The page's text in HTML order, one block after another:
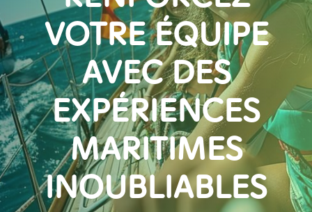
VOTRE ÉQUIPE
AVEC DES
EXPÉRIENCES
MARITIMES
INOUBLIABLES